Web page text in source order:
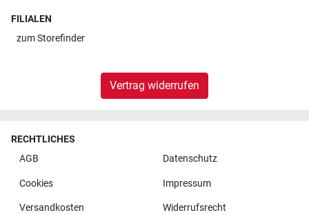
FILIALEN
zumStorefinder
Vertrag widerrufen
RECHTLICHES
AGB
Datenschutz
Cookies Impressum
Versandkosten Widerrufsrecht